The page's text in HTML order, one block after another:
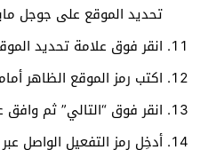
تحديد الموقع على جوجل
انقر فوق علامة تحديد
اكتب رمز الموقع الظاهر
انقر فوق “التالي” ثم
أدخِل رمز التفعيل الواصل